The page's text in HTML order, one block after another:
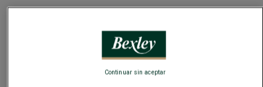
Continuar sin aceptar